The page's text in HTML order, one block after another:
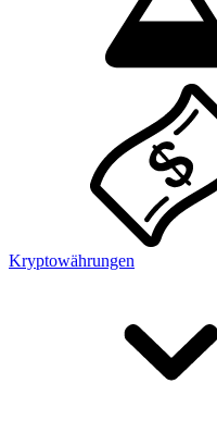
Kryptowährungen